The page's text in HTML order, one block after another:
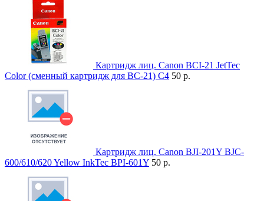
Картридж лиц. Canon BCI-21 JetTec
Color (сменный картридж для BC-21) C4 50 р.
Картридж лиц. Canon BJI-201Y BJC-
600/610/620 Yellow InkTec BPI-601Y 50 р.